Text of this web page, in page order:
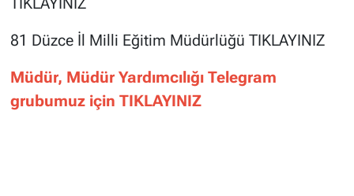
81 Düzce İl Milli Eğitim Müdürlüğü TIKLAYINIZ
Müdür, Müdür Yardımcılığı Telegram
grubumuz için TIKLAYINIZ